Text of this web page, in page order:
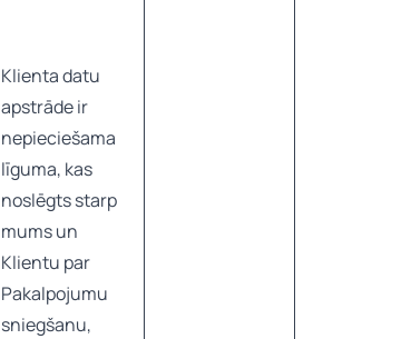
Klienta datu
apstrāde ir
nepieciešama
līguma, kas
noslēgts starp
mums un
Klientu par
Pakalpojumu
sniegšanu,